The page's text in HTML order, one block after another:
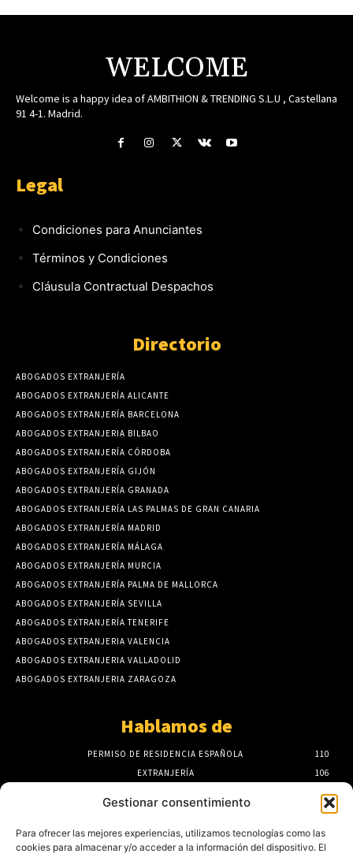
Gestionar consentimiento
Para ofrecer las mejores experiencias, utilizamos tecnologías como las
cookies para almacenar y/o acceder a la información del dispositivo. El
WELCOME
Welcome is a happy idea of AMBITHION & TRENDING S.L.U , Castellana
91 4-1. Madrid.
Legal
Condiciones para Anunciantes
Términos y Condiciones
Cláusula Contractual Despachos
Directorio
ABOGADOS EXTRANJERÍA
ABOGADOS EXTRANJERÍA ALICANTE
ABOGADOS EXTRANJERÍA BARCELONA
ABOGADOS EXTRANJERIA BILBAO
ABOGADOS EXTRANJERÍA CÓRDOBA
ABOGADOS EXTRANJERÍA GIJÓN
ABOGADOS EXTRANJERÍA GRANADA
ABOGADOS EXTRANJERÍA LAS PALMAS DE GRAN CANARIA
ABOGADOS EXTRANJERÍA MADRID
ABOGADOS EXTRANJERÍA MÁLAGA
ABOGADOS EXTRANJERÍA MURCIA
ABOGADOS EXTRANJERÍA PALMA DE MALLORCA
ABOGADOS EXTRANJERÍA SEVILLA
ABOGADOS EXTRANJERÍA TENERIFE
ABOGADOS EXTRANJERIA VALENCIA
ABOGADOS EXTRANJERIA VALLADOLID
ABOGADOS EXTRANJERIA ZARAGOZA
Hablamos de
PERMISO DE RESIDENCIA ESPAÑOLA
110
EXTRANJERÍA
106
100
ASISTENCIA SANITARIA
93
ABOGADOS EXTRANJERÍA
85
NÓMADAS DIGITALES
80